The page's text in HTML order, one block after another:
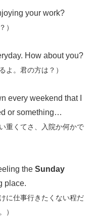
your work?
）
How about you?
よ。君の方は？）
every weekend that I
or something…
重くてさ、入院か何かで
the Sunday
place.
に仕事行きたくない程だ
）